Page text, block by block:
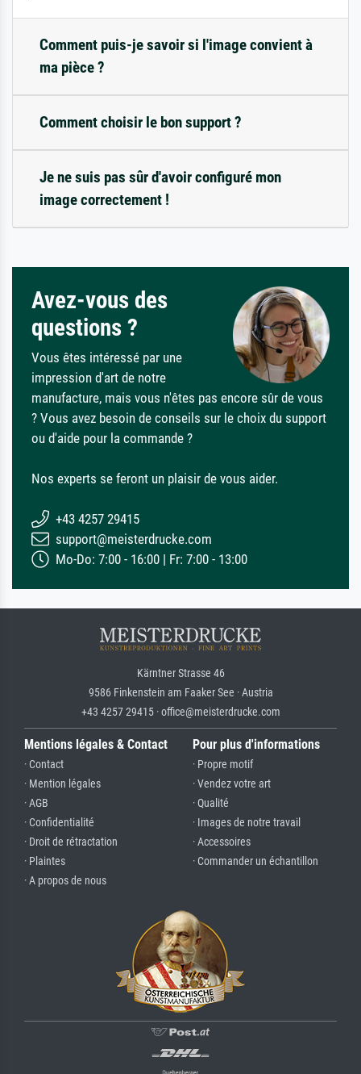
Comment puis-je savoir si l'image convient à
ma pièce ?
Comment choisir le bon support ?
Je ne suis pas sûr d'avoir configuré mon
image correctement !
Avez-vous des
questions ?
Vous êtes intéressé par une
impression d'art de notre
manufacture, mais vous n'êtes pas encore sûr de vous
? Vous avez besoin de conseils sur le choix du support
ou d'aide pour la commande ?
Nos experts se feront un plaisir de vous aider.
+43 4257 29415
support@meisterdrucke.com
Mo-Do: 7:00 - 16:00 | Fr: 7:00 - 13:00
Kärntner Strasse 46
9586 Finkenstein am Faaker See · Austria
+43 4257 29415 · office@meisterdrucke.com
Mentions légales & Contact
· Contact
· Mention légales
· AGB
· Confidentialité
· Droit de rétractation
· Plaintes
· A propos de nous
Pour plus d'informations
· Propre motif
· Vendez votre art
· Qualité
· Images de notre travail
· Accessoires
· Commander un échantillon